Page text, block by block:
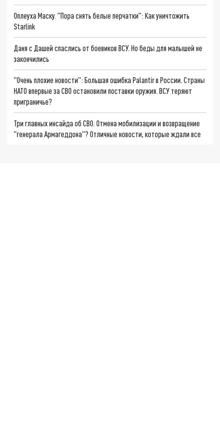
Оплеуха Маску. "Пора снять белые перчатки": Как уничтожить
Starlink
Даня с Дашей спаслись от боевиков ВСУ. Но беды для малышей не
закончились
"Очень плохие новости": Большая ошибка Palantir в России. Страны
НАТО впервые за СВО остановили поставки оружия. ВСУ теряют
приграничье?
Три главных инсайда об СВО. Отмена мобилизации и возвращение
"генерала Армагеддона"? Отличные новости, которые ждали все